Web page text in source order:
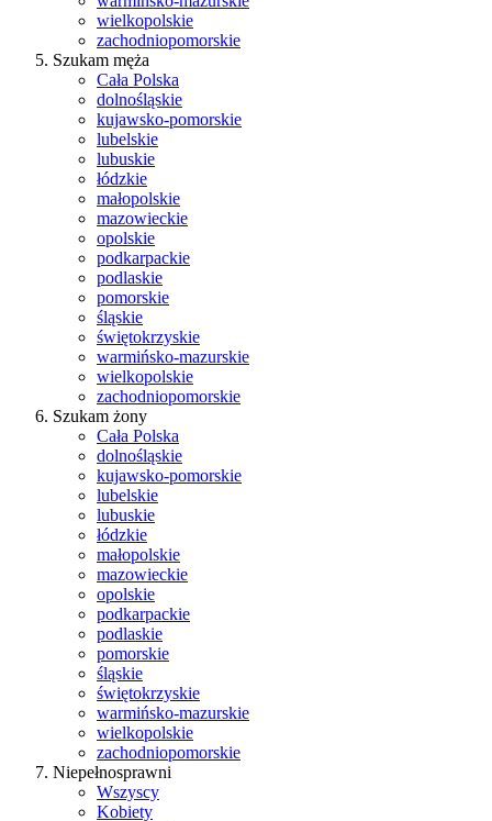
wielkopolskie
zachodniopomorskie
Szukam męża
Cała Polska
dolnośląskie
kujawsko-pomorskie
lubelskie
lubuskie
łódzkie
małopolskie
mazowieckie
opolskie
podkarpackie
podlaskie
pomorskie
śląskie
świętokrzyskie
warmińsko-mazurskie
wielkopolskie
zachodniopomorskie
Szukam żony
Cała Polska
dolnośląskie
kujawsko-pomorskie
lubelskie
lubuskie
łódzkie
małopolskie
mazowieckie
opolskie
podkarpackie
podlaskie
pomorskie
śląskie
świętokrzyskie
warmińsko-mazurskie
wielkopolskie
zachodniopomorskie
Niepełnosprawni
Wszyscy
Kobiety